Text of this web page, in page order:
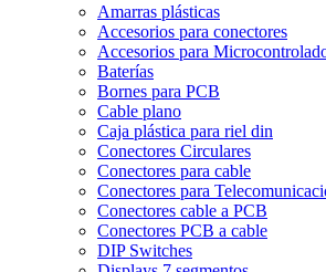
Amarras plásticas
Accesorios para conectores
Accesorios para
Baterías
Bornes para PCB
Cable plano
Caja plástica para riel din
Conectores Circulares
Conectores para cable
Conectores para
Conectores cable a PCB
Conectores PCB a cable
DIP Switches